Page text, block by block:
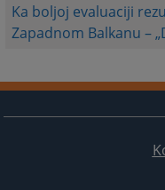
Ka boljoj evaluaciji
Zapadnom Balkanu –